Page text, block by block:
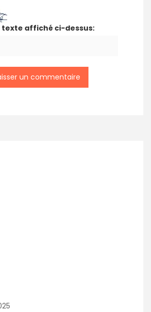
texte affiché ci-dessus: